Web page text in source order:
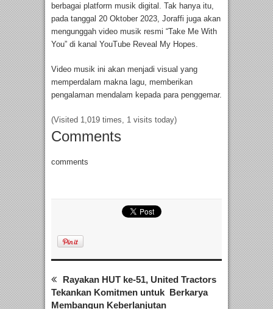
berbagai platform musik digital. Tak hanya itu,
pada tanggal 20 Oktober 2023, Joraffi juga akan
mengunggah video musik resmi “Take Me With
You” di kanal YouTube Reveal My Hopes.
Video musik ini akan menjadi visual yang
memperdalam makna lagu, memberikan
pengalaman mendalam kepada para penggemar.
(Visited 1,019 times, 1 visits today)
Comments
comments
Rayakan HUT ke-51, United Tractors
Tekankan Komitmen untuk Berkarya
Membangun Keberlanjutan